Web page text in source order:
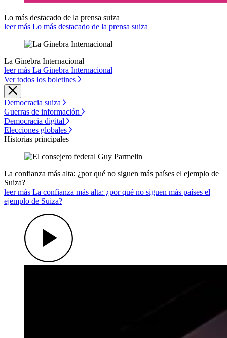
Lo más destacado de la prensa suiza
leer más Lo más destacado de la prensa suiza
La Ginebra Internacional
leer más La Ginebra Internacional
Ver todos los boletines
Democracia suiza
Guerras de información
Democracia digital
Elecciones globales
Historias principales
La confianza más alta: ¿por qué no siguen más países el ejemplo de
Suiza?
leer más La confianza más alta: ¿por qué no siguen más países el
ejemplo de Suiza?